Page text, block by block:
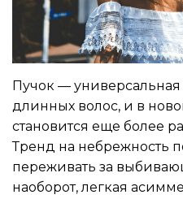
Пучок —
длинных волос, и в
становится еще более
Тренд на небрежность
переживать за
наоборот, легкая